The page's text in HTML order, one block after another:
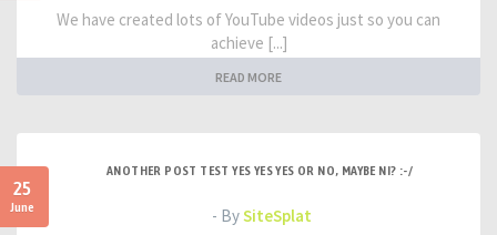
We have created lots of YouTube videos just so you can
achieve [...]
READ MORE
25
June
ANOTHER POST TEST YES YES YES OR NO, MAYBE NI? :-/
- BySiteSplat